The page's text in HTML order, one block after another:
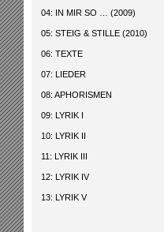
04: IN MIR SO … (2009)
05: STEIG & STILLE (2010)
06: TEXTE
07: LIEDER
08: APHORISMEN
09: LYRIK I
10: LYRIK II
11: LYRIK III
12: LYRIK IV
13: LYRIK V